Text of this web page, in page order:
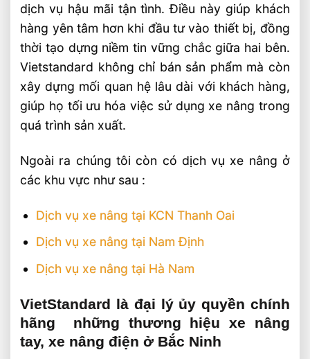
dịch vụ hậu mãi tận tình. Điều này giúp khách
hàng yên tâm hơn khi đầu tư vào thiết bị, đồng
thời tạo dựng niềm tin vững chắc giữa hai bên.
Vietstandard không chỉ bán sản phẩm mà còn
xây dựng mối quan hệ lâu dài với khách hàng,
giúp họ tối ưu hóa việc sử dụng xe nâng trong
quá trình sản xuất.
Ngoài ra chúng tôi còn có dịch vụ xe nâng ở
các khu vực như sau :
Dịch vụ xe nâng tại KCN Thanh Oai
Dịch vụ xe nâng tại Nam Định
Dịch vụ xe nâng tại Hà Nam
VietStandard là đại lý ủy quyền chính
hãng những thương hiệu xe nâng
tay, xe nâng điện ở Bắc Ninh